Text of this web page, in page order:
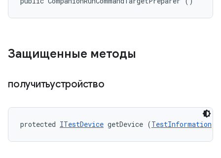
Защищенные методы
получитьустройство
protected ITestDevice getDevice (TestInformation